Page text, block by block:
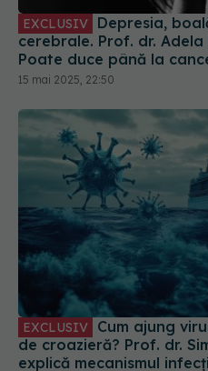
EXCLUSIV
cerebrale. Prof. dr.
Poate duce până la
15 mai 2025, 22:50
EXCLUSIV
de croazieră? Prof. dr.
explică mecanismul